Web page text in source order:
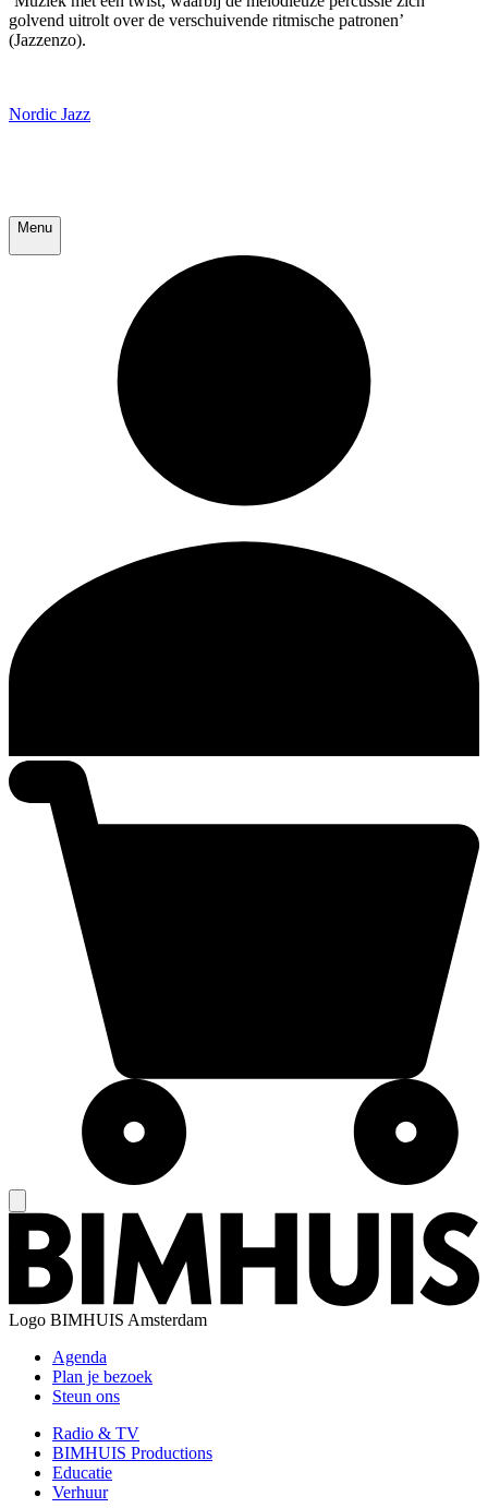
golvend uitrolt over de verschuivende ritmische patronen’
(Jazzenzo).
Nordic Jazz
Menu
Logo BIMHUIS Amsterdam
Agenda
Plan je bezoek
Steun ons
Radio & TV
BIMHUIS Productions
Educatie
Verhuur